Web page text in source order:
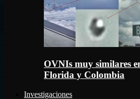
OVNIs muy similares
Florida y Colombia
Investigaciones